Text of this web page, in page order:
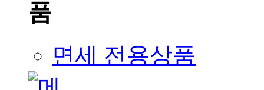
면세 전용상품